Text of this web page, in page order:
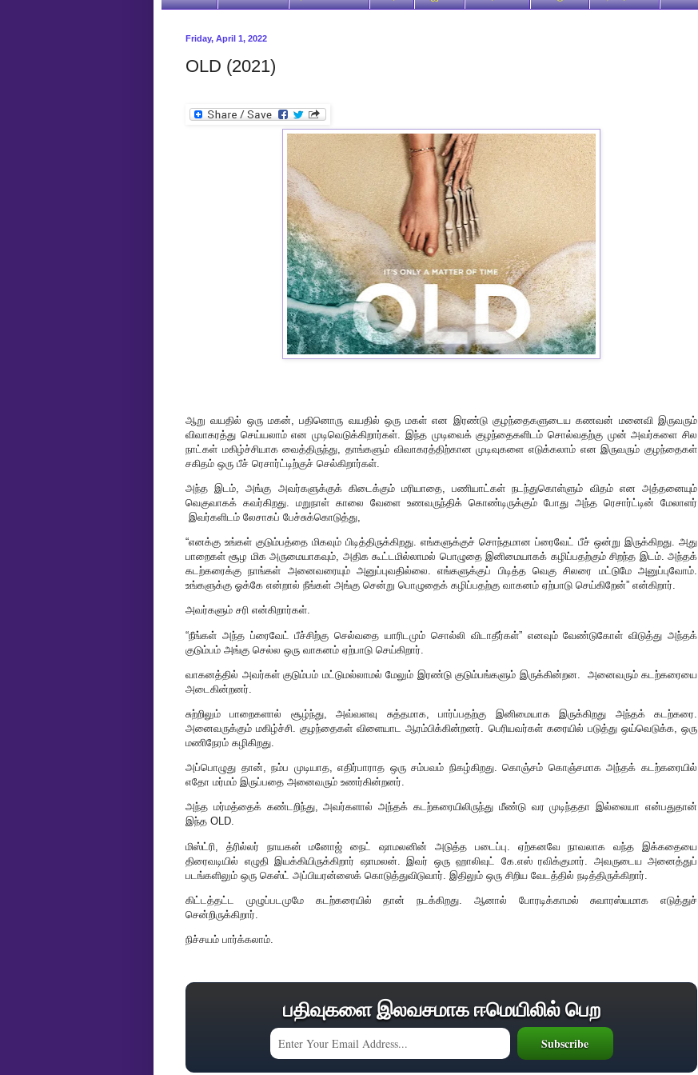
Friday, April 1, 2022
OLD (2021)
ஆறு வயதில் ஒரு மகன், பதினொரு வயதில் ஒரு மகள் என இரண்டு குழந்தைகளுடைய கணவன் மனைவி இருவரும்
விவாகரத்து செய்யலாம் என முடிவெடுக்கிறார்கள். இந்த முடிவைக் குழந்தைகளிடம் சொல்வதற்கு முன் அவர்களை சில
நாட்கள் மகிழ்ச்சியாக வைத்திருந்து, தாங்களும் விவாகரத்திற்கான முடிவுகளை எடுக்கலாம் என இருவரும் குழந்தைகள்
சகிதம் ஒரு பீச் ரெசார்ட்டிற்குச் செல்கிறார்கள்.
அந்த இடம், அங்கு அவர்களுக்குக் கிடைக்கும் மரியாதை, பணியாட்கள் நடந்துகொள்ளும் விதம் என அத்தனையும்
வெகுவாகக் கவர்கிறது. மறுநாள் காலை வேளை உணவருந்திக் கொண்டிருக்கும் போது அந்த ரெசார்ட்டின் மேலாளர்
இவர்களிடம் லேசாகப் பேச்சுக்கொடுத்து,
“எனக்கு உங்கள் குடும்பத்தை மிகவும் பிடித்திருக்கிறது. எங்களுக்குச் சொந்தமான ப்ரைவேட் பீச் ஒன்று இருக்கிறது. அது
பாறைகள் சூழ மிக அருமையாகவும், அதிக கூட்டமில்லாமல் பொழுதை இனிமையாகக் கழிப்பதற்கும் சிறந்த இடம். அந்தக்
கடற்கரைக்கு நாங்கள் அனைவரையும் அனுப்புவதில்லை. எங்களுக்குப் பிடித்த வெகு சிலரை மட்டுமே அனுப்புவோம்.
உங்களுக்கு ஓக்கே என்றால் நீங்கள் அங்கு சென்று பொழுதைக் கழிப்பதற்கு வாகனம் ஏற்பாடு செய்கிறேன்” என்கிறார்.
அவர்களும் சரி என்கிறார்கள்.
“நீங்கள் அந்த ப்ரைவேட் பீச்சிற்கு செல்வதை யாரிடமும் சொல்லி விடாதீர்கள்” எனவும் வேண்டுகோள் விடுத்து அந்தக்
குடும்பம் அங்கு செல்ல ஒரு வாகனம் ஏற்பாடு செய்கிறார்.
வாகனத்தில் அவர்கள் குடும்பம் மட்டுமல்லாமல் மேலும் இரண்டு குடும்பங்களும் இருக்கின்றன.
அனைவரும் கடற்கரையை
அடைகின்றனர்.
சுற்றிலும் பாறைகளால் சூழ்ந்து, அவ்வளவு சுத்தமாக, பார்ப்பதற்கு இனிமையாக இருக்கிறது அந்தக் கடற்கரை.
அனைவருக்கும் மகிழ்ச்சி. குழந்தைகள் விளையாட ஆரம்பிக்கின்றனர். பெரியவர்கள் கரையில் படுத்து ஒய்வெடுக்க, ஒரு
மணிநேரம் கழிகிறது.
அப்பொழுது தான், நம்ப முடியாத, எதிர்பாராத ஒரு சம்பவம் நிகழ்கிறது. கொஞ்சம் கொஞ்சமாக அந்தக் கடற்கரையில்
எதோ மர்மம் இருப்பதை அனைவரும் உணர்கின்றனர்.
அந்த மர்மத்தைக் கண்டறிந்து, அவர்களால் அந்தக் கடற்கரையிலிருந்து மீண்டு வர முடிந்ததா இல்லையா என்பதுதான்
இந்த OLD.
மிஸ்ட்ரி, த்ரில்லர் நாயகன் மனோஜ் நைட் ஷாமலனின் அடுத்த படைப்பு. ஏற்கனவே நாவலாக வந்த இக்கதையை
திரைவடியில் எழுதி இயக்கியிருக்கிறார் ஷாமலன். இவர் ஒரு ஹாலிவுட் கே.எஸ் ரவிக்குமார். அவருடைய அனைத்துப்
படங்களிலும் ஒரு கெஸ்ட் அப்பியரன்ஸைக் கொடுத்துவிடுவார். இதிலும் ஒரு சிறிய வேடத்தில் நடித்திருக்கிறார்.
கிட்டத்தட்ட முழுப்படமுமே கடற்கரையில் தான் நடக்கிறது. ஆனால் போரடிக்காமல் சுவாரஸ்யமாக எடுத்துச்
சென்றிருக்கிறார்.
நிச்சயம் பார்க்கலாம்.
பதிவுகளை இலவசமாக ஈமெயிலில் பெற